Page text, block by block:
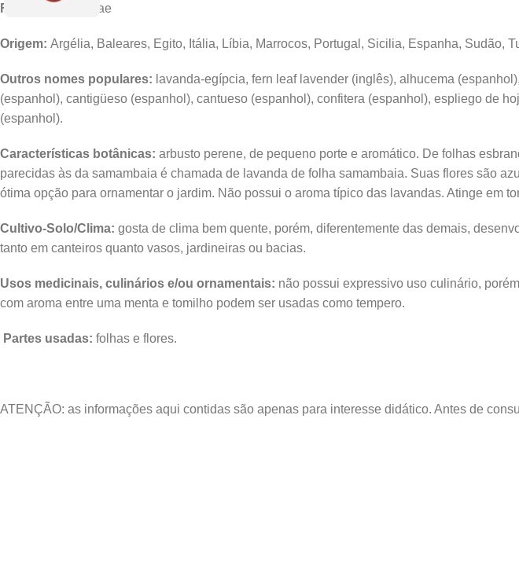
Família: Lamiaceae
Origem: Argélia, Baleares, Egito, Itália, Líbia, Marrocos, Portugal, Sicilia, Espanha, Sudão,
Outros nomes populares: lavanda-egípcia, fern leaf lavender (inglês), alhucema
(espanhol), cantigüeso (espanhol), cantueso (espanhol), confitera (espanhol), espliego de
(espanhol).
Características botânicas: arbusto perene, de pequeno porte e aromático. De folhas
parecidas às da samambaia é chamada de lavanda de folha samambaia. Suas flores são
ótima opção para ornamentar o jardim. Não possui o aroma típico das lavandas. Atinge em
Cultivo-Solo/Clima: gosta de clima bem quente, porém, diferentemente das demais,
tanto em canteiros quanto vasos, jardineiras ou bacias.
Usos medicinais, culinários e/ou ornamentais: não possui expressivo uso culinário,
com aroma entre uma menta e tomilho podem ser usadas como tempero.
Partes usadas: folhas e flores.
ATENÇÃO: as informações aqui contidas são apenas para interesse didático. Antes de